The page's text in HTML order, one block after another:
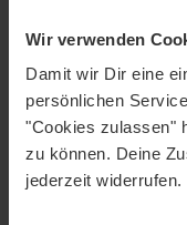
Wir verwenden
Damit wir Dir eine
persönlichen
"Cookies zulassen"
zu können. Deine
jederzeit widerrufen.
Online-Kurs. Ich
dem Yoga